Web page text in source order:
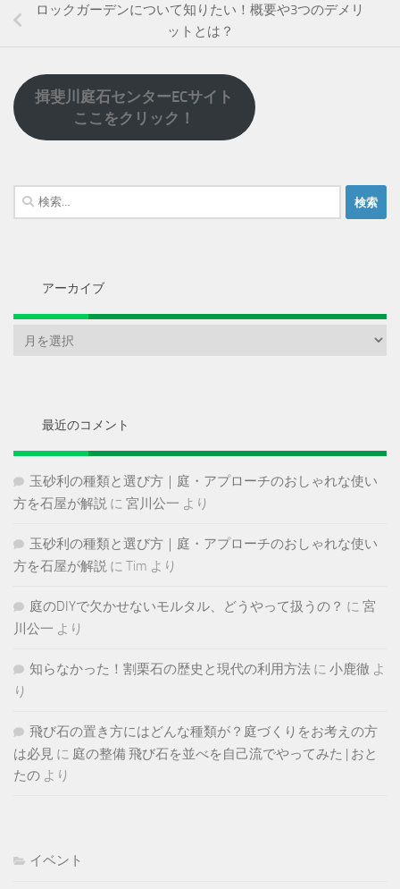
ロックガーデンについて知りたい！概要や3つのデメリ
ットとは？
揖斐川庭石センターECサイト
ここをクリック！
検
索:
アーカイブ
最近のコメント
玉砂利の種類と選び方｜庭・アプローチのおしゃれな使い
方を石屋が解説 に 宮川公一 より
玉砂利の種類と選び方｜庭・アプローチのおしゃれな使い
方を石屋が解説 に Tim より
庭のDIYで欠かせないモルタル、どうやって扱うの？ に 宮
川公一 より
知らなかった！割栗石の歴史と現代の利用方法 に 小鹿徹 よ
り
飛び石の置き方にはどんな種類が？庭づくりをお考えの方
は必見 に 庭の整備 飛び石を並べを自己流でやってみた | おと
たの より
イベント